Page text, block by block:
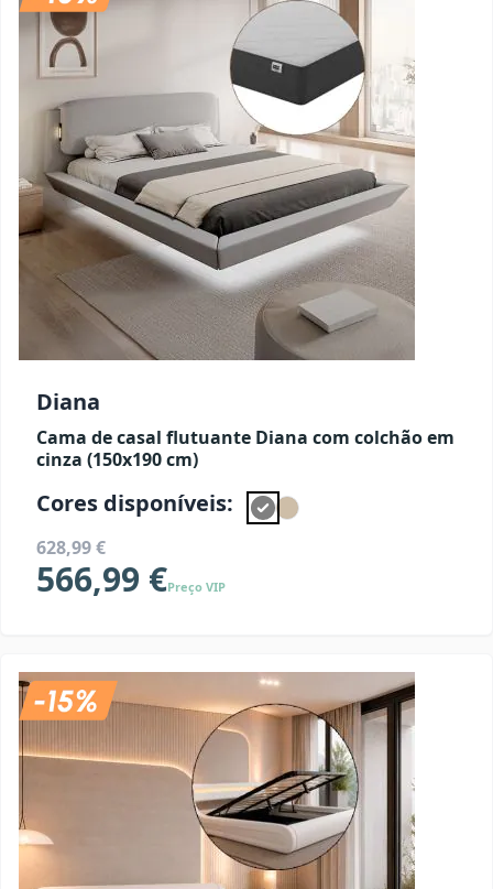
Diana
Cama de casal flutuante Diana com colchão em
cinza (150x190 cm)
Cores disponíveis:
628,99 €
566,99 €Preço VIP